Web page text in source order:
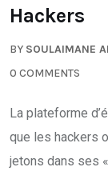
Hackers
BY SOULAIMANE
0 COMMENTS
La plateforme
que les hackers
jetons dans ses